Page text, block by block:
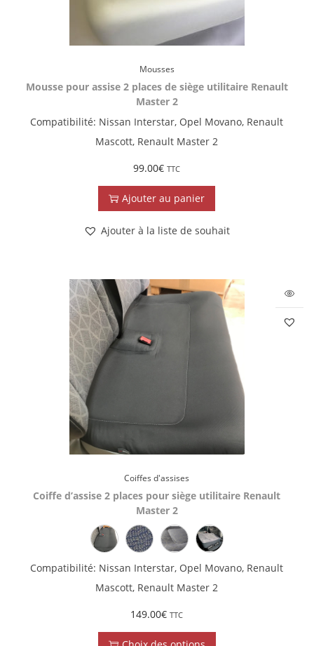
Mousses
Mousse pour assise 2 places de siège utilitaire Renault
Master 2
Compatibilité: Nissan Interstar, Opel Movano, Renault
Mascott, Renault Master 2
99.00€ TTC
Ajouter au panier
Ajouter à la liste de souhait
Coiffes d'assises
Coiffe d’assise 2 places pour siège utilitaire Renault
Master 2
Compatibilité: Nissan Interstar, Opel Movano, Renault
Mascott, Renault Master 2
149.00€ TTC